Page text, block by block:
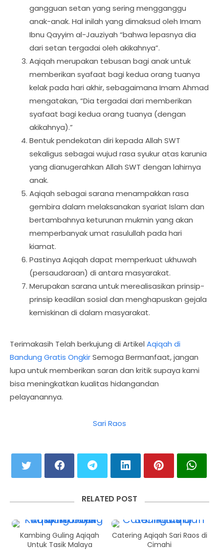
gangguan setan yang sering mengganggu
anak-anak. Hal inilah yang dimaksud oleh Imam
Ibnu Qayyim al-Jauziyah “bahwa lepasnya dia
dari setan tergadai oleh akikahnya”.
Aqiqah merupakan tebusan bagi anak untuk
memberikan syafaat bagi kedua orang tuanya
kelak pada hari akhir, sebagaimana Imam Ahmad
mengatakan, “Dia tergadai dari memberikan
syafaat bagi kedua orang tuanya (dengan
akikahnya).”
Bentuk pendekatan diri kepada Allah SWT
sekaligus sebagai wujud rasa syukur atas karunia
yang dianugerahkan Allah SWT dengan lahirnya
anak.
Aqiqah sebagai sarana menampakkan rasa
gembira dalam melaksanakan syariat Islam dan
bertambahnya keturunan mukmin yang akan
memperbanyak umat rasulullah pada hari
kiamat.
Pastinya Aqiqah dapat memperkuat ukhuwah
(persaudaraan) di antara masyarakat.
Merupakan sarana untuk merealisasikan prinsip-
prinsip keadilan sosial dan menghapuskan gejala
kemiskinan di dalam masyarakat.
Terimakasih Telah berkujung di Artikel Aqiqah di
Bandung Gratis OngkirSemoga Bermanfaat, jangan
lupa untuk memberikan saran dan kritik supaya kami
bisa meningkatkan kualitas hidangandan
pelayanannya.
Sari Raos
RELATED POST
Kambing Guling Aqiqah
Untuk Tasik Malaya
Catering Aqiqah Sari Raos di
Cimahi